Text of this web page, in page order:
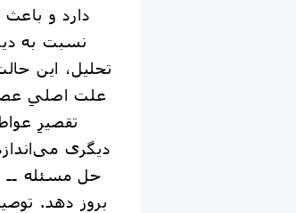
دارد و
نسبت به
تحلیل، این
علت اصلیِ
تقصیرِ
دیگری
حل مسئله ‌ــ‌
بروز دهد.